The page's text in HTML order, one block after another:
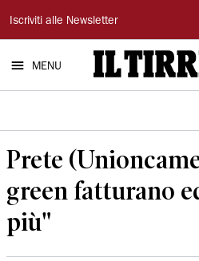
Il
Tirreno
Iscriviti alle Newsletter
MENU
Prete
green fatturano
più"